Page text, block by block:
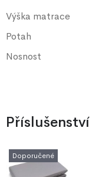
Výška matrace
Potah
Nosnost
Příslušenství
Doporučené